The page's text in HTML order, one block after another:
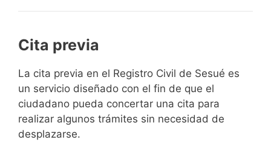
Cita previa
​​​​​​​​​​​​​​​​​​​​​​​​​​​​La cita previa en el Registro Civil de Sesué es
un servicio diseñado con el fin de que el
ciudadano pueda concertar una cita para
realizar algunos trámites sin necesidad de
desplazarse.​